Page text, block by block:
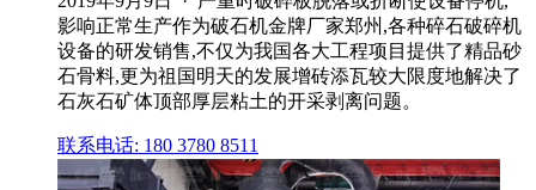
影响正常生产作为破石机金牌厂家郑州,各种碎石破碎机
设备的研发销售,不仅为我国各大工程项目提供了精品砂
石骨料,更为祖国明天的发展增砖添瓦较大限度地解决了
石灰石矿体顶部厚层粘土的开采剥离问题。
联系电话: 180 3780 8511